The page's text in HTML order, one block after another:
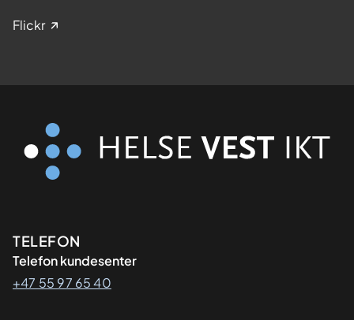
Flickr
Kontaktinformasjon
TELEFON
Telefon kundesenter
+47 55 97 65 40